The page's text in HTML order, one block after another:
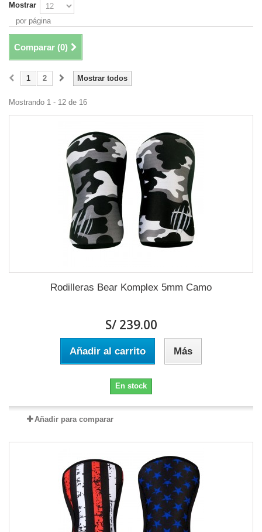
Mostrar
por página
Comparar (0)
Mostrar todos
1 2
Mostrando 1 - 12 de 16
Rodilleras Bear Komplex 5mm Camo
S/ 239.00
Añadir al carrito Más
En stock
Añadir para comparar